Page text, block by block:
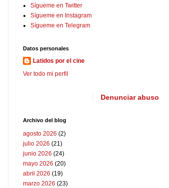
Sígueme en Twitter
Sígueme en Instagram
Sígueme en Telegram
Datos personales
Latidos por el cine
Ver todo mi perfil
Denunciar abuso
Archivo del blog
agosto 2026 (2)
julio 2026 (21)
junio 2026 (24)
mayo 2026 (20)
abril 2026 (19)
marzo 2026 (23)